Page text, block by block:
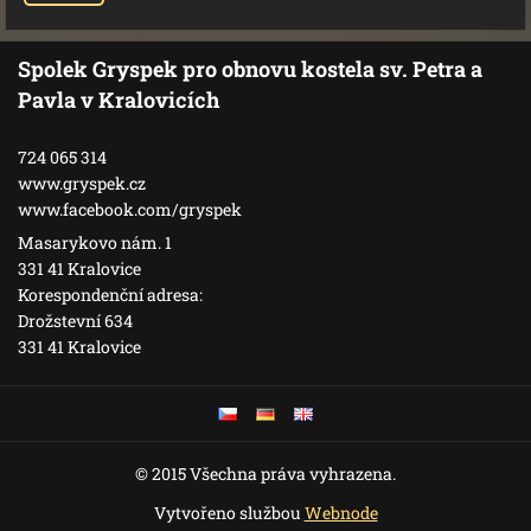
Spolek Gryspek pro obnovu kostela sv. Petra a
Pavla v Kralovicích
724 065 314
www.gryspek.cz
www.facebook.com/gryspek
Masarykovo nám. 1
331 41 Kralovice
Korespondenční adresa:
Drožstevní 634
331 41 Kralovice
© 2015 Všechna práva vyhrazena.
Vytvořeno službou Webnode